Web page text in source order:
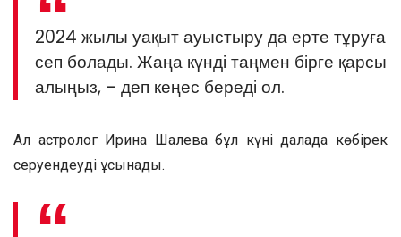
2024 жылы уақыт ауыстыру да ерте тұруға
сеп болады. Жаңа күнді таңмен бірге қарсы
алыңыз, – деп кеңес береді ол.
Ал астролог Ирина Шалева бұл күні далада көбірек
серуендеуді ұсынады.